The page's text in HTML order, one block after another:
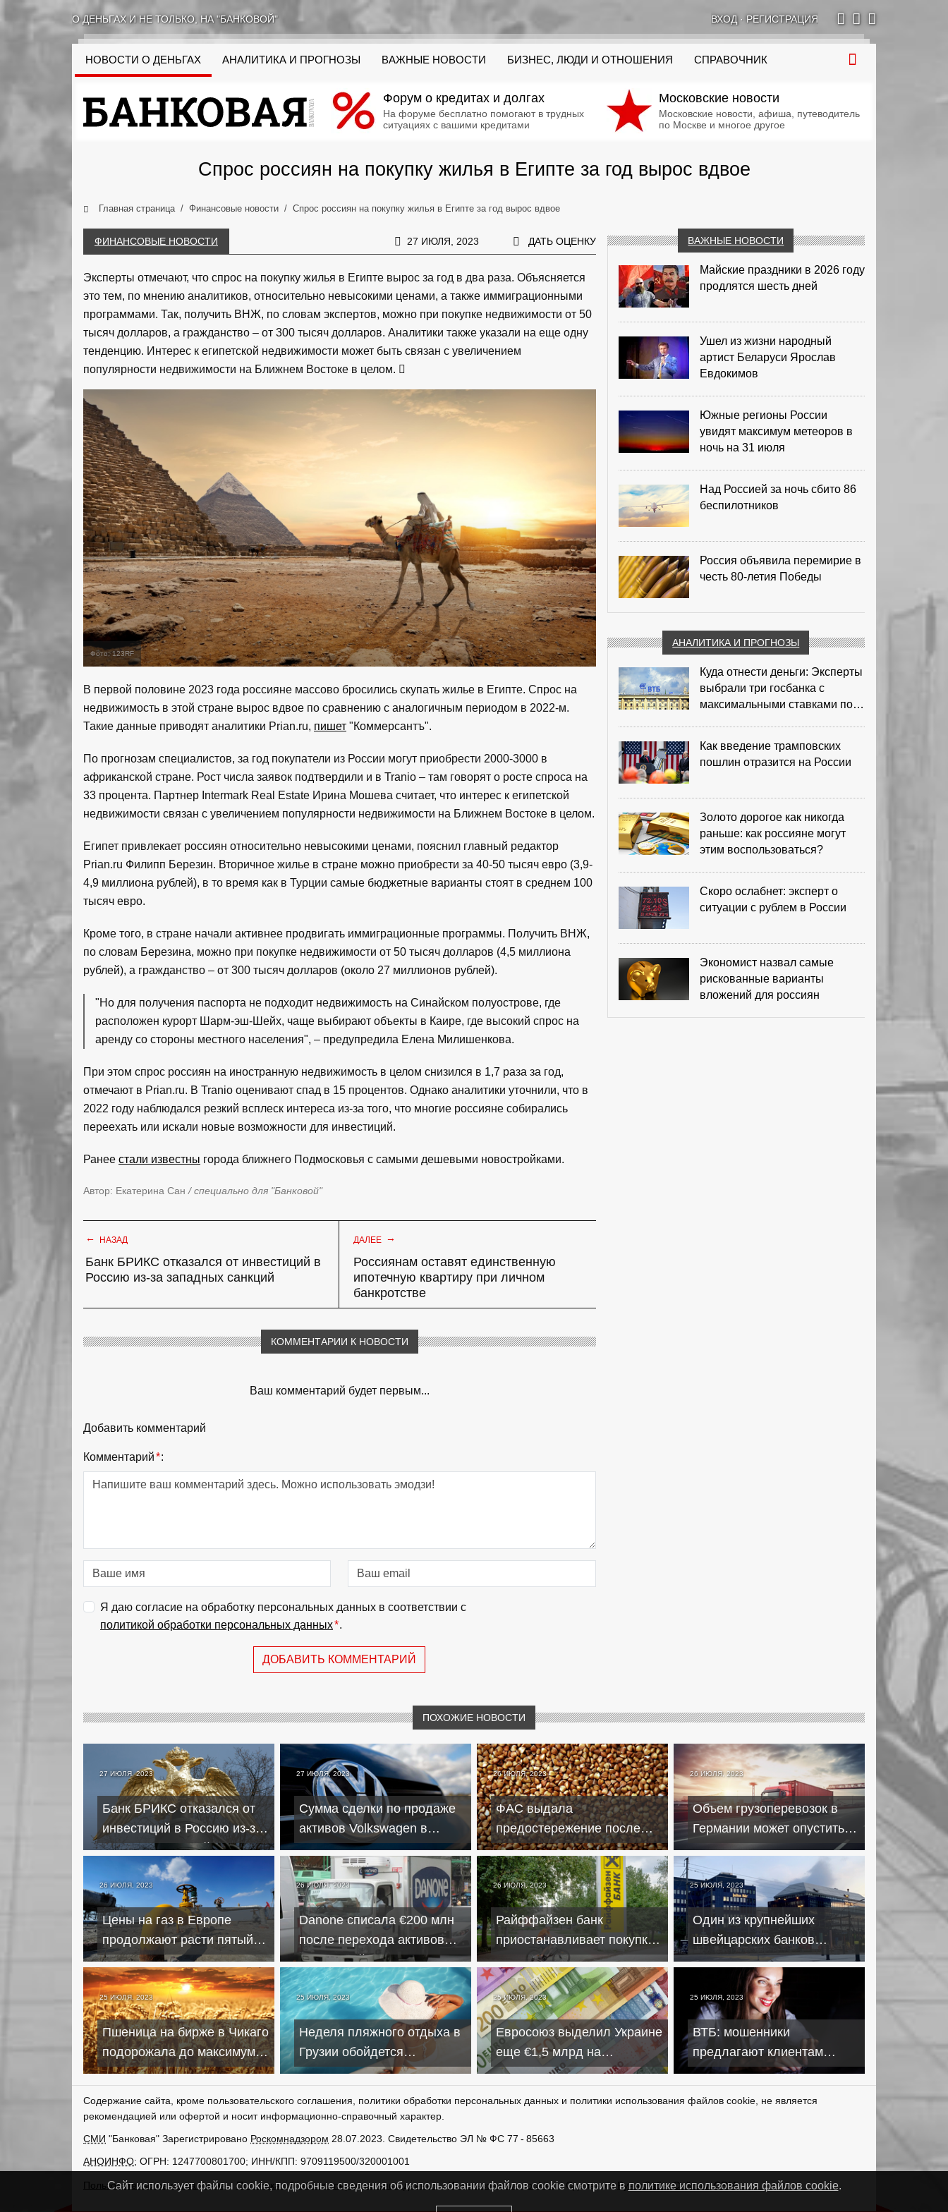
О ДЕНЬГАХ И НЕ ТОЛЬКО, НА "БАНКОВОЙ" ВХОД· РЕГИСТРАЦИЯ
НОВОСТИ О ДЕНЬГАХ АНАЛИТИКА И ПРОГНОЗЫ ВАЖНЫЕ НОВОСТИ БИЗНЕС, ЛЮДИ И ОТНОШЕНИЯ СПРАВОЧНИК
Форум о кредитах и долгах
На форуме бесплатно помогают в трудных
ситуациях с вашими кредитами
Московские новости
Московские новости, афиша, путеводитель
по Москве и многое другое
Спрос россиян на покупку жилья в Египте за год вырос вдвое
Главная страница Финансовые новости Спрос россиян на покупку жилья в Египте за год вырос вдвое
ФИНАНСОВЫЕ НОВОСТИ 27 ИЮЛЯ, 2023 ДАТЬ ОЦЕНКУ
Эксперты отмечают, что спрос на покупку жилья в Египте вырос за год в два раза. Объясняется
это тем, по мнению аналитиков, относительно невысокими ценами, а также иммиграционными
программами. Так, получить ВНЖ, по словам экспертов, можно при покупке недвижимости от 50
тысяч долларов, а гражданство – от 300 тысяч долларов. Аналитики также указали на еще одну
тенденцию. Интерес к египетской недвижимости может быть связан с увеличением
популярности недвижимости на Ближнем Востоке в целом.
Фото: 123RF
В первой половине 2023 года россияне массово бросились скупать жилье в Египте. Спрос на
недвижимость в этой стране вырос вдвое по сравнению с аналогичным периодом в 2022-м.
Такие данные приводят аналитики Prian.ru, пишет "Коммерсантъ".
По прогнозам специалистов, за год покупатели из России могут приобрести 2000-3000 в
африканской стране. Рост числа заявок подтвердили и в Tranio – там говорят о росте спроса на
33 процента. Партнер Intermark Real Estate Ирина Мошева считает, что интерес к египетской
недвижимости связан с увеличением популярности недвижимости на Ближнем Востоке в целом.
Египет привлекает россиян относительно невысокими ценами, пояснил главный редактор
Prian.ru Филипп Березин. Вторичное жилье в стране можно приобрести за 40-50 тысяч евро (3,9-
4,9 миллиона рублей), в то время как в Турции самые бюджетные варианты стоят в среднем 100
тысяч евро.
Кроме того, в стране начали активнее продвигать иммиграционные программы. Получить ВНЖ,
по словам Березина, можно при покупке недвижимости от 50 тысяч долларов (4,5 миллиона
рублей), а гражданство – от 300 тысяч долларов (около 27 миллионов рублей).
"Но для получения паспорта не подходит недвижимость на Синайском полуострове, где
расположен курорт Шарм-эш-Шейх, чаще выбирают объекты в Каире, где высокий спрос на
аренду со стороны местного населения", – предупредила Елена Милишенкова.
При этом спрос россиян на иностранную недвижимость в целом снизился в 1,7 раза за год,
отмечают в Prian.ru. В Tranio оценивают спад в 15 процентов. Однако аналитики уточнили, что в
2022 году наблюдался резкий всплеск интереса из-за того, что многие россияне собирались
переехать или искали новые возможности для инвестиций.
Ранее стали известны города ближнего Подмосковья с самыми дешевыми новостройками.
Автор: Екатерина Сан/ специально для "Банковой"
← НАЗАД
Банк БРИКС отказался от инвестиций в
Россию из-за западных санкций
ДАЛЕЕ →
Россиянам оставят единственную
ипотечную квартиру при личном
банкротстве
КОММЕНТАРИИ К НОВОСТИ
Ваш комментарий будет первым...
Добавить комментарий
Комментарий*:
Я даю согласие на обработку персональных данных в соответствии с
политикой обработки персональных данных*.
ДОБАВИТЬ КОММЕНТАРИЙ
ВАЖНЫЕ НОВОСТИ
Майские праздники в 2026 году
продлятся шесть дней
Ушел из жизни народный
артист Беларуси Ярослав
Евдокимов
Южные регионы России
увидят максимум метеоров в
ночь на 31 июля
Над Россией за ночь сбито 86
беспилотников
Россия объявила перемирие в
честь 80-летия Победы
АНАЛИТИКА И ПРОГНОЗЫ
Куда отнести деньги: Эксперты
выбрали три госбанка с
максимальными ставками по
Как введение трамповских
пошлин отразится на России
Золото дорогое как никогда
раньше: как россияне могут
этим воспользоваться?
Скоро ослабнет: эксперт о
ситуации с рублем в России
Экономист назвал самые
рискованные варианты
вложений для россиян
ПОХОЖИЕ НОВОСТИ
27 ИЮЛЯ, 2023
Банк БРИКС отказался от
инвестиций в Россию из-за
западных санкций
27 ИЮЛЯ, 2023
Сумма сделки по продаже
активов Volkswagen в
России составила €125 млн
26 ИЮЛЯ, 2023
ФАС выдала
предостережение после
заявления о росте цен на
гречку в России
26 ИЮЛЯ, 2023
Объем грузоперевозок в
Германии может опуститься
до минимума за 30 лет
26 ИЮЛЯ, 2023
Цены на газ в Европе
продолжают расти пятый
день подряд – Bloomberg
26 ИЮЛЯ, 2023
Danone списала €200 млн
после перехода активов
под российское управление
26 ИЮЛЯ, 2023
Райффайзен банк
приостанавливает покупку
наличных евро и долларов
у граждан
25 ИЮЛЯ, 2023
Один из крупнейших
швейцарских банков
закрывает счета клиентам
из России
25 ИЮЛЯ, 2023
Пшеница на бирже в Чикаго
подорожала до максимума
за полгода
25 ИЮЛЯ, 2023
Неделя пляжного отдыха в
Грузии обойдется
россиянам от ₽30 тыс. на
25 ИЮЛЯ, 2023
Евросоюз выделил Украине
еще €1,5 млрд на
поддержку и
25 ИЮЛЯ, 2023
ВТБ: мошенники
предлагают клиентам
деньги за просмотры
Содержание сайта, кроме пользовательского соглашения, политики обработки персональных данных и политики использования файлов cookie, не является
рекомендацией или офертой и носит информационно-справочный характер.
СМИ "Банковая" Зарегистрировано Роскомнадзором 28.07.2023. Свидетельство ЭЛ № ФС 77 - 85663
АНОИНФО; ОГРН: 1247700801700; ИНН/КПП: 9709119500/320001001
Пользовательское соглашение Политика обработки персональных данных Использование cookies Сделано вРунетЛаб – Сайты и CRM
Сайт использует файлы cookie, подробные сведения об использовании файлов cookie смотрите вполитике использования файлов cookie.